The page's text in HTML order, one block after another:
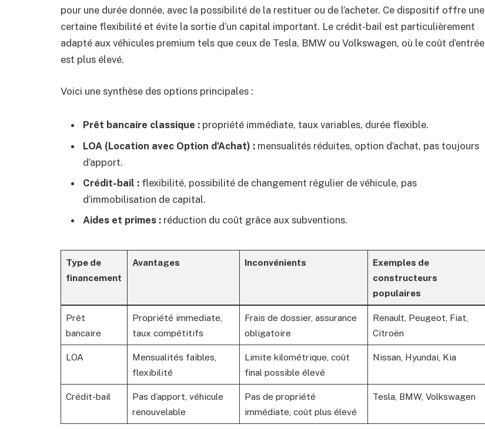
pour une durée donnée, avec la possibilité de la restituer ou de l’acheter. Ce dispositif offre une
certaine flexibilité et évite la sortie d’un capital important. Le crédit-bail est particulièrement
adapté aux véhicules premium tels que ceux de Tesla, BMW ou Volkswagen, où le coût d’entrée
est plus élevé.
Voici une synthèse des options principales :
Prêt bancaire classique : propriété immédiate, taux variables, durée flexible.
LOA (Location avec Option d’Achat) : mensualités réduites, option d’achat, pas toujours
d’apport.
Crédit-bail : flexibilité, possibilité de changement régulier de véhicule, pas
d’immobilisation de capital.
Aides et primes : réduction du coût grâce aux subventions.
Type de
financement
Avantages Inconvénients
Exemples de
constructeurs
populaires
Prêt
bancaire
Propriété immediate,
taux compétitifs
Frais de dossier, assurance
obligatoire
Renault, Peugeot, Fiat,
Citroën
LOA
Mensualités faibles,
flexibilité
Limite kilométrique, coût
final possible élevé
Nissan, Hyundai, Kia
Crédit-bail
Pas d’apport, véhicule
renouvelable
Pas de propriété
immédiate, coût plus élevé
Tesla, BMW, Volkswagen